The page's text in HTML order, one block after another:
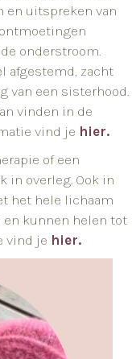
en uitspreken van
onderstroom.
afgestemd, zacht
van een sisterhood.
vinden in de
vind je hier.
of een
in overleg. Ook in
het hele lichaam
kunnen helen tot
vind je hier.